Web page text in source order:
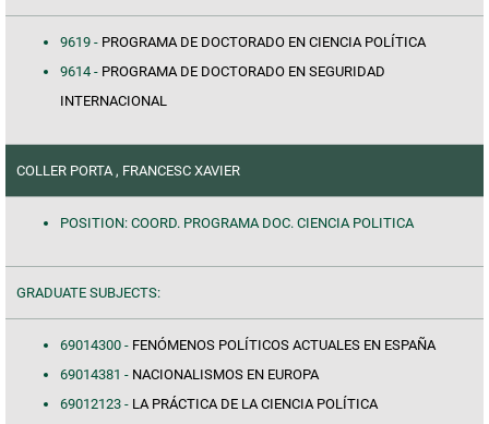
9619 - PROGRAMA DE DOCTORADO EN CIENCIA POLÍTICA
9614 - PROGRAMA DE DOCTORADO EN SEGURIDAD
INTERNACIONAL
COLLER PORTA , FRANCESC XAVIER
POSITION: COORD. PROGRAMA DOC. CIENCIA POLITICA
GRADUATE SUBJECTS:
69014300 - FENÓMENOS POLÍTICOS ACTUALES EN ESPAÑA
69014381 - NACIONALISMOS EN EUROPA
69012123 - LA PRÁCTICA DE LA CIENCIA POLÍTICA